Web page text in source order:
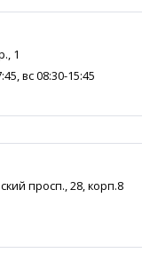
1
вс 08:30-15:45
просп., 28, корп.8